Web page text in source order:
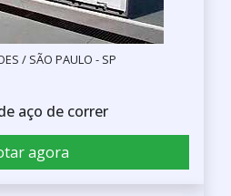
/ SÃO PAULO - SP
aço de correr
agora